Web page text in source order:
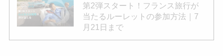
第2弾スタート！フランス旅行が
当たるルーレットの参加方法｜7
月21日まで